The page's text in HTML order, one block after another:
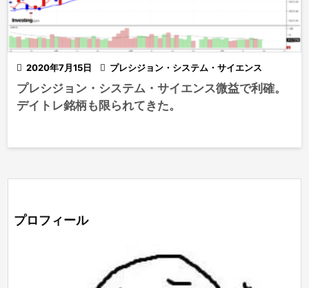
 2020年7月15日  プレシジョン・システム・サイエンス
プレシジョン・システム・サイエンス微益で利確。
デイトレ銘柄も限られてきた。
プロフィール